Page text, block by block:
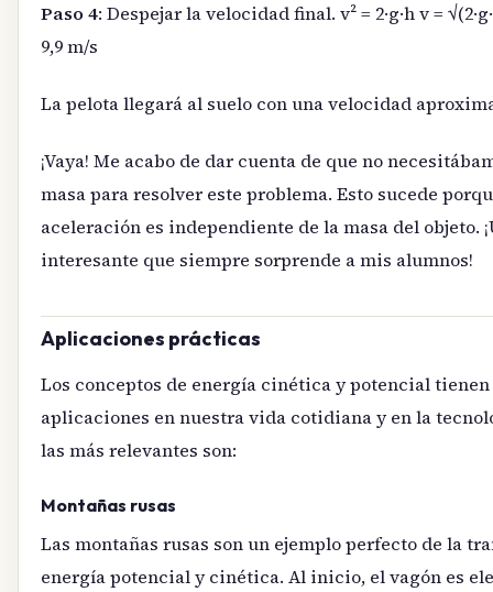
Paso 4: Despejar la velocidad final. v² = 2·g·h v =
9,9 m/s
La pelota llegará al suelo con una velocidad
¡Vaya! Me acabo de dar cuenta de que no
masa para resolver este problema. Esto sucede
aceleración es independiente de la masa del objeto.
interesante que siempre sorprende a mis alumnos!
Aplicaciones prácticas
Los conceptos de energía cinética y potencial
aplicaciones en nuestra vida cotidiana y en la
las más relevantes son:
Montañas rusas
Las montañas rusas son un ejemplo perfecto de la
energía potencial y cinética. Al inicio, el vagón es